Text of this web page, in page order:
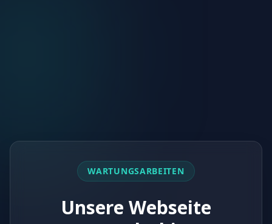
WARTUNGSARBEITEN
Unsere Webseite